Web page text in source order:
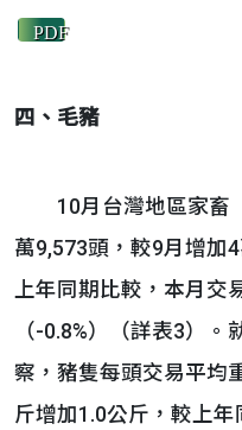
PDF
四、毛豬
10月台灣地區家畜
萬9,573頭，較9月增加
上年同期比較，本月交
（-0.8%）（詳表3）
察，豬隻每頭交易平均
斤增加1.0公斤，較上